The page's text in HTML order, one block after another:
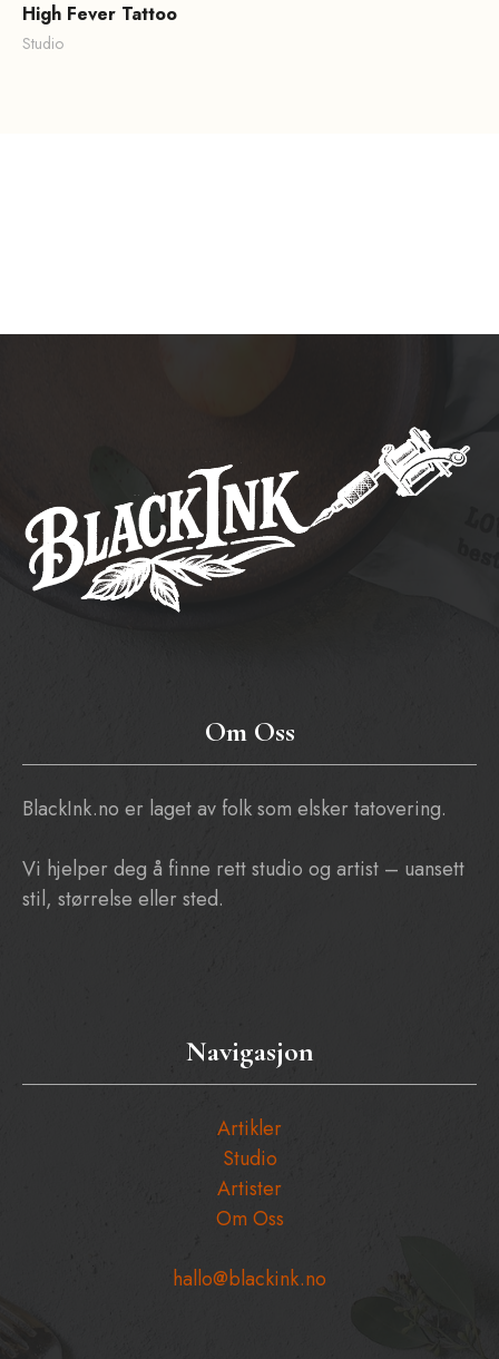
High Fever Tattoo
Studio
Om Oss
BlackInk.no er laget av folk som elsker tatovering.
Vi hjelper deg å finne rett studio og artist – uansett
stil, størrelse eller sted.
Navigasjon
Artikler
Studio
Artister
Om Oss
hallo@blackink.no